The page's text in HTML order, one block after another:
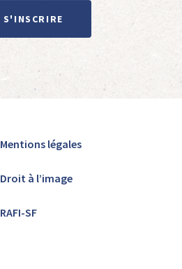
S'INSCRIRE
Mentions légales
Droit à l’image
RAFI-SF